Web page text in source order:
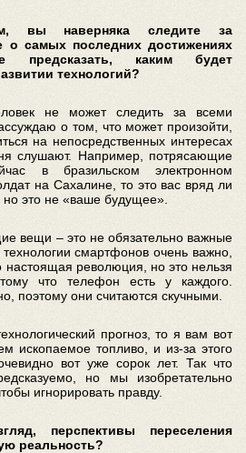
вы наверняка следите за
о самых последних достижениях
каким будет
технологий?
не может следить за всеми
о том, что может произойти,
на непосредственных интересах
слушают. Например, потрясающие
в бразильском электронном
на Сахалине, то это вас вряд ли
это не «ваше будущее».
вещи – это не обязательно важные
смартфонов очень важно,
настоящая революция, но это нельзя
что телефон есть у каждого.
поэтому они считаются скучными.
прогноз, то я вам вот
ископаемое топливо, и из-за этого
вот уже сорок лет. Так что
но мы изобретательно
игнорировать правду.
перспективы переселения
реальность?